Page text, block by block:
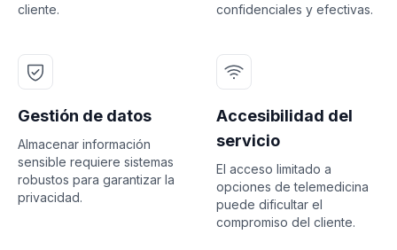
cliente.
confidenciales y efectivas.
Gestión de datos
Almacenar información
sensible requiere sistemas
robustos para garantizar la
privacidad.
Accesibilidad del
servicio
El acceso limitado a
opciones de telemedicina
puede dificultar el
compromiso del cliente.